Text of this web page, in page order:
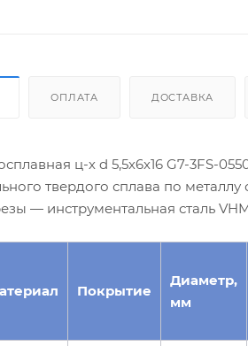
ОПЛАТА ДОСТАВКА
ц-х d 5,5х6х16 G7-3FS-
твердого сплава по
— инструментальная сталь
Покрытие
Диаметр,
мм